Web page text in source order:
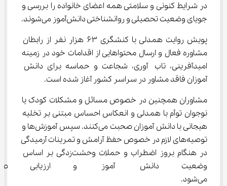
در شرایط کنونی و سلامتی همه اعضای خانواده را بررسی و
جویای وضعیت تحصیلی و روانشناختی دانش‌آموز می‌شوند.
پویش روایت همدلی با کنشگری ۶۳ هزار نفر از رابطان
مشاوره فعال و ارسال محتواهایی از اقدامات خود در زمینه
امیدآفرینی، تاب آوری، شجاعت و حماسه برای دانش
آموزان فاقد مشاور در سراسر کشور آغاز شده است.
مشاوران همچنین در خصوص مسائل و مشکلات کودک یا
نوجوان توأم با همدلی و انعکاس احساس مبتنی بر تخلیه
هیجانی با دانش آموزان صحبت می‌کنند. سپس آموزش‌ها و
توصیه‌های لازم در خصوص حفظ آرامش و تمرینات آرمیدگی
در هنگام بروز اضطراب و حملات وحشت‌زدگی بر اساس
وضعیت دانش آموز و ارزیابی
می‌شود.